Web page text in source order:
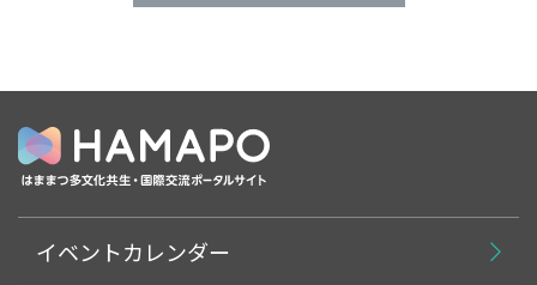
イベントカレンダー